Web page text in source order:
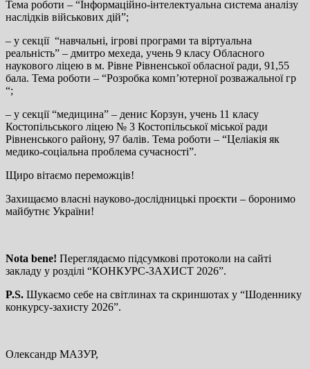
Тема роботи – “Інформаційно-інтелектуальна система аналізу
наслідків військових дій”;
– у секції “навчальні, ігрові програми та віртуальна
реальність” – дмитро мехеда, учень 9 класу Обласного
наукового ліцею в м. Рівне Рівненської обласної ради, 91,55
бала. Тема роботи – “Розробка комп’ютерної розважальної гр
“;
– у секції “медицина” – денис Корзун, учень 11 класу
Костопільського ліцею № 3 Костопільської міської ради
Рівненського району, 97 балів. Тема роботи – “Целіакія як
медико-соціальна проблема сучасності”.
Щиро вітаємо переможців!
Захищаємо власні науково-дослідницькі проєкти – боронимо
майбутнє України!
Nota bene! Переглядаємо підсумкові протоколи на сайті
закладу у розділі “КОНКУРС-ЗАХИСТ 2026”.
P.S. Шукаємо себе на світлинах та скриншотах у “Шоденнику
конкурсу-захисту 2026”.
Олександр МАЗУР,